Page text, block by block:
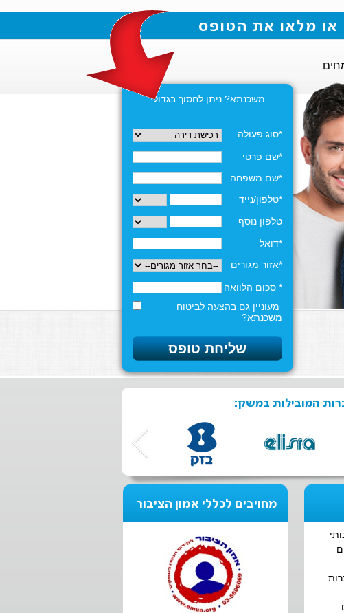
משכנתא? ניתן לחסוך בגדול!
*סוג פעולה
*שם פרטי
*שם משפחה
*טלפון/נייד
טלפון נוסף
*דואל
*אזור מגורים
* סכום הלוואה
מעוניין גם בהצעה לביטוח
משכנתא?
המובילות במשק:
מחויבים לכללי אמון הציבור
וחברות